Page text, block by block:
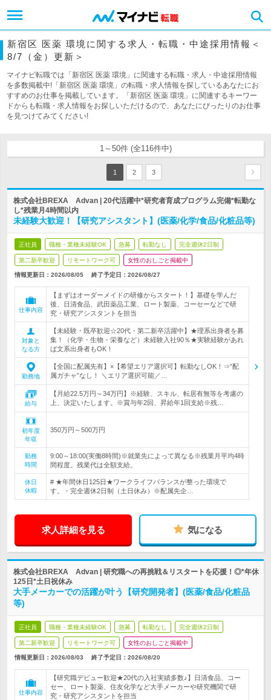
新宿区 医薬 環境に関する求人・転職・中途採用情報＜
8/7（金）更新＞
マイナビ転職では「新宿区 医薬 環境」に関連する転職・求人・中途採用情報
を多数掲載中!「新宿区 医薬 環境」の転職・求人情報を探しているあなたにお
すすめのお仕事を掲載しています。「新宿区 医薬 環境」に関連するキーワー
ドからも転職・求人情報をお探しいただけるので、あなたにぴったりのお仕事
を見つけてみてください!
1～50件 (全116件中)
1 2 3
株式会社BREXA Advan | 20代活躍中*研究者育成プログラム完備*転勤な
し*残業月4時間以内
未経験大歓迎！【研究アシスタント】(医薬/化学/食品/化粧品等)
正社員 職種・業種未経験OK 急募 転勤なし 完全週休2日制
第二新卒歓迎 リモートワーク可 女性のおしごと掲載中
情報更新日：2026/08/05 終了予定日： 2026/08/27
仕事内容
【まずはオーダーメイドの研修からスタート！】基礎を学んだ
後、日清食品、武田薬品工業、ロート製薬、コーセーなどで研
究・研究アシスタントを担当
対象と
なる方
【未経験・既卒歓迎☆20代・第二新卒活躍中】★理系出身者を募
集！（化学・生物・栄養など）未経験入社90％★実験経験があれ
ば文系出身者もOK！
勤務地
【全国に配属先有】×【希望エリア選択可】転勤なしOK！⇒”配
属ガチャ”なし！ ＼エリア選択可能／…
給与
【月給22.5万円～34万円】※経験、スキル、転居有無等を考慮の
上、決定いたします。※賞与年2回、昇給年1回支給※残…
初年度
年収
350万円～500万円
勤務
時間
9:00～18:00(実働8時間)※就業先によって異なる※残業月平均4時
間程度。残業代は全額支給。
休日
休暇
# ★年間休日125日★ワークライフバランスが整った環境で
す。・完全週休2日制（土日休み）※配属先企…
求人詳細を見る 気になる
株式会社BREXA Advan | 研究職への再挑戦＆リスタートを応援！◎*年休
125日*土日祝休み
大手メーカーでの活躍が叶う【研究開発者】(医薬/食品/化粧品
等)
正社員 職種・業種未経験OK 急募 転勤なし 完全週休2日制
第二新卒歓迎 リモートワーク可 女性のおしごと掲載中
情報更新日：2026/08/03 終了予定日： 2026/08/20
仕事内容
【研究職デビュー歓迎★20代の入社実績多数♪】日清食品、コー
セー、ロート製薬、住友化学など大手メーカーや研究機関で研
究・研究アシスタントを担当